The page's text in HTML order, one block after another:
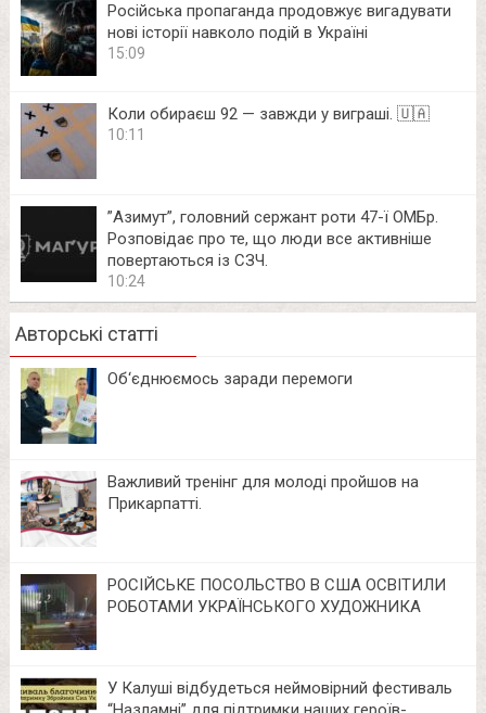
Російська пропаганда продовжує вигадувати
нові історії навколо подій в Україні
15:09
Коли обираєш 92 — завжди у виграші. 🇺🇦
10:11
⁨”Азимут”, головний сержант роти 47-ї ОМБр.
Розповідає про те, що люди все активніше
повертаються із СЗЧ.
10:24
Авторські статті
Об‘єднюємось заради перемоги
Важливий тренінг для молоді пройшов на
Прикарпатті.
РОСІЙСЬКЕ ПОСОЛЬСТВО В США ОСВІТИЛИ
РОБОТАМИ УКРАЇНСЬКОГО ХУДОЖНИКА
У Калуші відбудеться неймовірний фестиваль